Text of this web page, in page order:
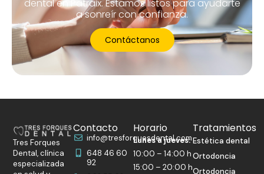
dental en Patraix. Estamos listos para ayudarte
a sonreír con confianza.
Contáctanos
Tres Forques
Dental, clínica
especializada
Contacto
info@tresforquesdental.com
648 46 60
92
Horario
Lunes a jueves:
10:00 – 14:00 h
15:00 – 20:00 h
Tratamientos
Estética dental
Ortodoncia
Ortodoncia